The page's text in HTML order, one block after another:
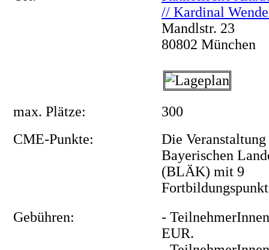
// Kardinal
Mandlstr. 23
80802 München
max. Plätze:
300
CME-Punkte:
Die
Bayerischen
(BLÄK) mit 9
Gebühren:
-
EUR.